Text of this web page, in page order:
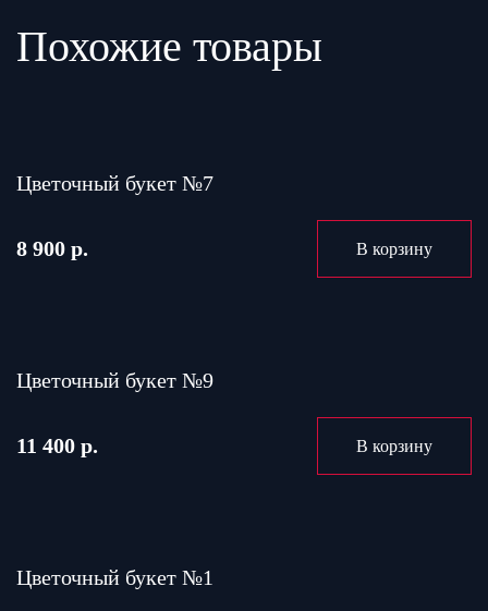
Похожие товары
Цветочный букет №7
8 900 р. В корзину
Цветочный букет №9
11 400 р. В корзину
Цветочный букет №1